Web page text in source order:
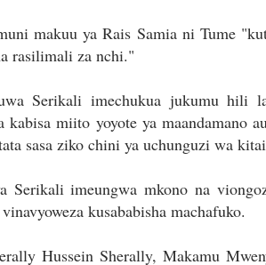
makuu ya Rais Samia ni Tume
rasilimali za nchi."
Serikali imechukua jukumu hili
kabisa miito yoyote ya maandamano
sasa ziko chini ya uchunguzi wa
Serikali imeungwa mkono na
kusababisha machafuko.
Hussein Sherally, Makamu